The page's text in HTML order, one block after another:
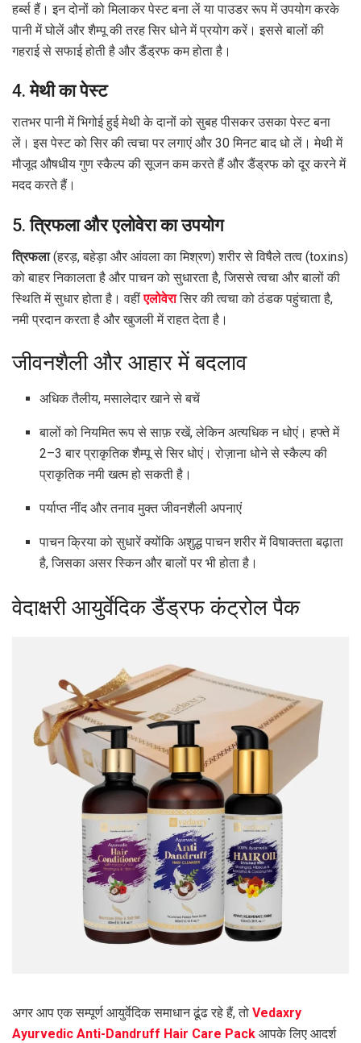
हर्ब्स हैं। इन दोनों को मिलाकर पेस्ट बना लें या पाउडर रूप में उपयोग करके
पानी में घोलें और शैम्पू की तरह सिर धोने में प्रयोग करें। इससे बालों की
गहराई से सफाई होती है और डैंड्रफ कम होता है।
4.मेथी का पेस्ट
रातभर पानी में भिगोई हुई मेथी के दानों को सुबह पीसकर उसका पेस्ट बना
लें। इस पेस्ट को सिर की त्वचा पर लगाएं और 30 मिनट बाद धो लें। मेथी में
मौजूद औषधीय गुण स्कैल्प की सूजन कम करते हैं और डैंड्रफ को दूर करने में
मदद करते हैं।
5.त्रिफला और एलोवेरा का उपयोग
त्रिफला(हरड़, बहेड़ा और आंवला का मिश्रण) शरीर से विषैले तत्व (toxins)
को बाहर निकालता है और पाचन को सुधारता है, जिससे त्वचा और बालों की
स्थिति में सुधार होता है। वहींएलोवेरासिर की त्वचा को ठंडक पहुंचाता है,
नमी प्रदान करता है और खुजली में राहत देता है।
जीवनशैली और आहार में बदलाव
अधिक तैलीय, मसालेदार खाने से बचें
बालों को नियमित रूप से साफ़ रखें, लेकिन अत्यधिक न धोएं। हफ्ते में
2–3 बार प्राकृतिक शैम्पू से सिर धोएं। रोज़ाना धोने से स्कैल्प की
प्राकृतिक नमी खत्म हो सकती है।
पर्याप्त नींद और तनाव मुक्त जीवनशैली अपनाएं
पाचन क्रिया को सुधारें क्योंकि अशुद्ध पाचन शरीर में विषाक्तता बढ़ाता
है, जिसका असर स्किन और बालों पर भी होता है।
वेदाक्षरी आयुर्वेदिक डैंड्रफ कंट्रोल पैक
अगर आप एक सम्पूर्ण आयुर्वेदिक समाधान ढूंढ रहे हैं, तो Vedaxry
Ayurvedic Anti-Dandruff Hair Care Pack आपके लिए आदर्श